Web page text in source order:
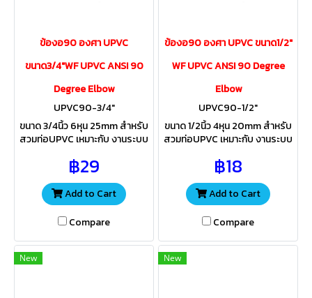
ข้องอ90 องศา UPVC
ขนาด3/4"WF UPVC ANSI 90
Degree Elbow
UPVC90-3/4"
ขนาด 3/4นิ้ว 6หุน 25mm สำหรับ
สวมท่อUPVC เหมาะกับ งานระบบ
เกษตร ผลิตจากวัสดุ UPVC ทน
฿29
Add to Cart
Compare
ข้องอ90 องศา UPVC ขนาด1/2"
WF UPVC ANSI 90 Degree
Elbow
UPVC90-1/2"
ขนาด 1/2นิ้ว 4หุน 20mm สำหรับ
สวมท่อUPVC เหมาะกับ งานระบบ
เกษตร ผลิตจากวัสดุ UPVC ทน
฿18
Add to Cart
Compare
New New